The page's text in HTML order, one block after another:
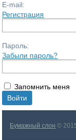
E-mail:
Регистрация
Пароль:
Забыли пароль?
Запомнить меня
Бумажный слон ©